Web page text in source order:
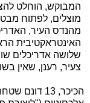
המבוקש, הוחלט
מוצלים, לפתוח
מהנדס העיר,
האינטראקטיבית
צעיר, רענן, שאין
הכיכר, 13